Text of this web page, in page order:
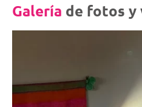
Galería de fotos y